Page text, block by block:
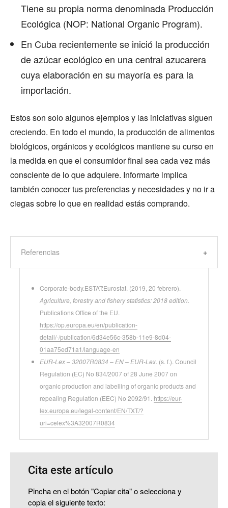
Tiene su propia norma denominada Producción
Ecológica (NOP: National Organic Program).
En Cuba recientemente se inició la producción
de azúcar ecológico en una central azucarera
cuya elaboración en su mayoría es para la
importación.
Estos son solo algunos ejemplos y las iniciativas siguen
creciendo. En todo el mundo, la producción de alimentos
biológicos, orgánicos y ecológicos mantiene su curso en
la medida en que el consumidor final sea cada vez más
consciente de lo que adquiere. Informarte implica
también conocer tus preferencias y necesidades y no ir a
ciegas sobre lo que en realidad estás comprando.
Referencias
Corporate-body.ESTAT:Eurostat. (2019, 20 febrero).
Agriculture, forestry and fishery statistics: 2018 edition.
Publications Office of the EU.
https://op.europa.eu/en/publication-
detail/-/publication/6d34e56c-358b-11e9-8d04-
01aa75ed71a1/language-en
EUR-Lex – 32007R0834 – EN – EUR-Lex . (s. f.). Council
Regulation (EC) No 834/2007 of 28 June 2007 on
organic production and labelling of organic products and
repealing Regulation (EEC) No 2092/91. https://eur-
lex.europa.eu/legal-content/EN/TXT/?
uri=celex%3A32007R0834
Cita este artículo
Pincha en el botón "Copiar cita" o selecciona y
copia el siguiente texto: